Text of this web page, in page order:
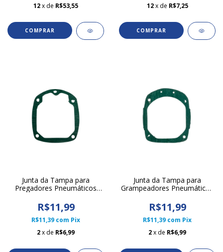
12x de R$53,55
12 x de R$7,25
Junta da Tampa para
Pregadores Pneumáticos
R$11,99
R$11,39 com Pix
2x de R$6,99
Junta da Tampa para
Grampeadores Pneumáticos
GSW38, 14/38
R$11,99
R$11,39 com Pix
2x de R$6,99